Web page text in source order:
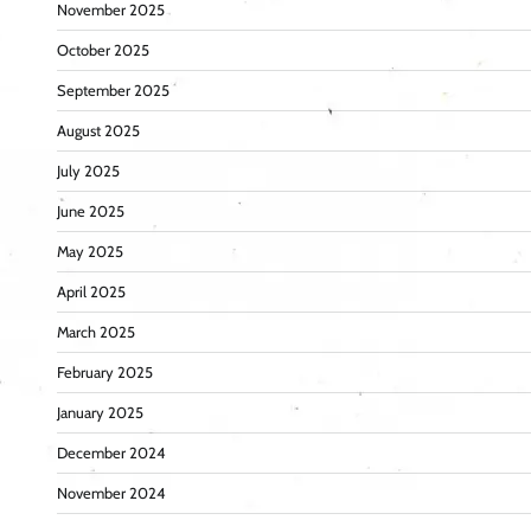
November 2025
October 2025
September 2025
August 2025
July 2025
June 2025
May 2025
April 2025
March 2025
February 2025
January 2025
December 2024
November 2024